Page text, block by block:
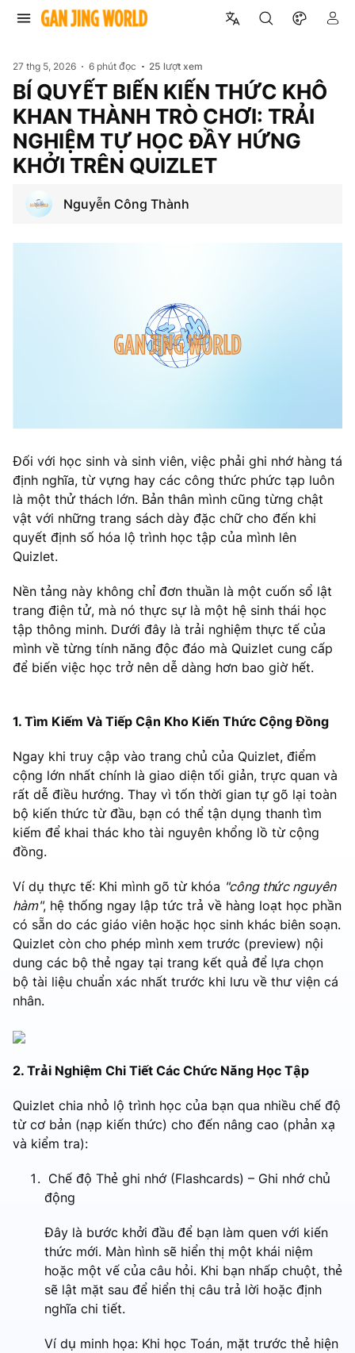
27 thg 5, 2026 6 phút đọc 25 lượt xem
BÍ QUYẾT BIẾN KIẾN THỨC KHÔ
KHAN THÀNH TRÒ CHƠI: TRẢI
NGHIỆM TỰ HỌC ĐẦY HỨNG
KHỞI TRÊN QUIZLET
Nguyễn Công Thành
Đối với học sinh và sinh viên, việc phải ghi nhớ hàng tá
định nghĩa, từ vựng hay các công thức phức tạp luôn
là một thử thách lớn. Bản thân mình cũng từng chật
vật với những trang sách dày đặc chữ cho đến khi
quyết định số hóa lộ trình học tập của mình lên
Quizlet.
Nền tảng này không chỉ đơn thuần là một cuốn sổ lật
trang điện tử, mà nó thực sự là một hệ sinh thái học
tập thông minh. Dưới đây là trải nghiệm thực tế của
mình về từng tính năng độc đáo mà Quizlet cung cấp
để biến việc học trở nên dễ dàng hơn bao giờ hết.
1. Tìm Kiếm Và Tiếp Cận Kho Kiến Thức Cộng Đồng
Ngay khi truy cập vào trang chủ của Quizlet, điểm
cộng lớn nhất chính là giao diện tối giản, trực quan và
rất dễ điều hướng. Thay vì tốn thời gian tự gõ lại toàn
bộ kiến thức từ đầu, bạn có thể tận dụng thanh tìm
kiếm để khai thác kho tài nguyên khổng lồ từ cộng
đồng.
Ví dụ thực tế: Khi mình gõ từ khóa "công thức nguyên
hàm", hệ thống ngay lập tức trả về hàng loạt học phần
có sẵn do các giáo viên hoặc học sinh khác biên soạn.
Quizlet còn cho phép mình xem trước (preview) nội
dung các bộ thẻ ngay tại trang kết quả để lựa chọn
bộ tài liệu chuẩn xác nhất trước khi lưu về thư viện cá
nhân.
2. Trải Nghiệm Chi Tiết Các Chức Năng Học Tập
Quizlet chia nhỏ lộ trình học của bạn qua nhiều chế độ
từ cơ bản (nạp kiến thức) cho đến nâng cao (phản xạ
và kiểm tra):
Chế độ Thẻ ghi nhớ (Flashcards) – Ghi nhớ chủ
động
Đây là bước khởi đầu để bạn làm quen với kiến
thức mới. Màn hình sẽ hiển thị một khái niệm
hoặc một vế của câu hỏi. Khi bạn nhấp chuột, thẻ
sẽ lật mặt sau để hiển thị câu trả lời hoặc định
nghĩa chi tiết.
Ví dụ minh họa: Khi học Toán, mặt trước thẻ hiện